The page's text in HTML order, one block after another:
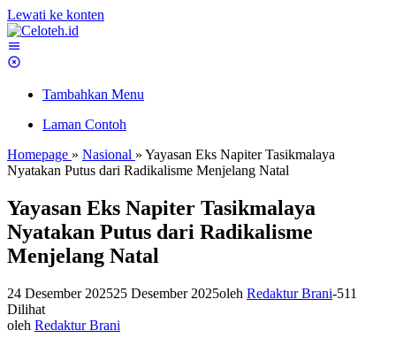
Lewati ke konten
Tambahkan Menu
Laman Contoh
Homepage » Nasional » Yayasan Eks Napiter Tasikmalaya
Nyatakan Putus dari Radikalisme Menjelang Natal
Yayasan Eks Napiter Tasikmalaya
Nyatakan Putus dari Radikalisme
Menjelang Natal
24 Desember 202525 Desember 2025oleh Redaktur Brani-511
Dilihat
oleh Redaktur Brani